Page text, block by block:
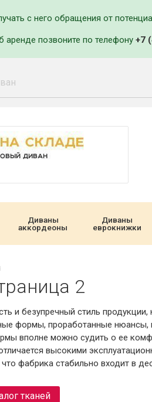
с него обращения от
позвоните по телефону +7
Диваны
аккордеоны
Диваны
еврокнижки
2
и безупречный стиль
формы, проработанные нюансы,
вполне можно судить о ее
высокими
фабрика стабильно входит в
тканей